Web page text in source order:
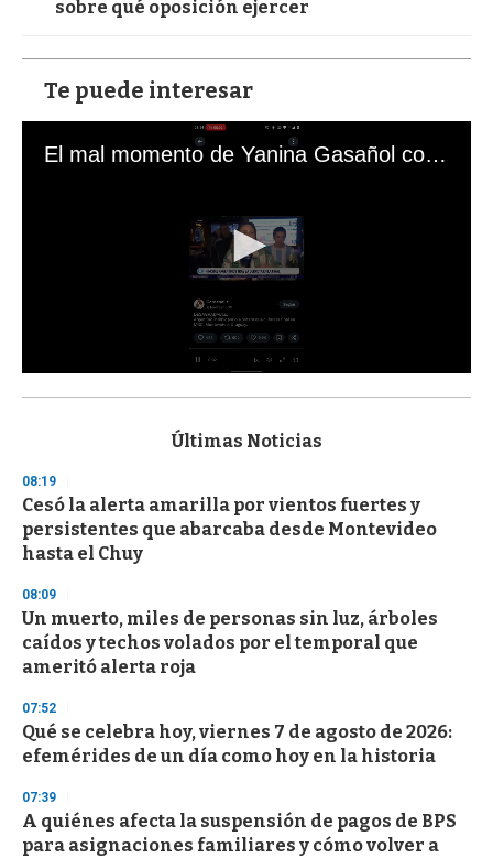
sobre qué oposición ejercer
Te puede interesar
El mal momento de Yanina Gasañol con un hincha argentino en "Subrayado"
s
d
s
o
f
3
s
e
c
o
n
Últimas Noticias
08:19
Cesó la alerta amarilla por vientos fuertes y
persistentes que abarcaba desde Montevideo
hasta el Chuy
08:09
Un muerto, miles de personas sin luz, árboles
caídos y techos volados por el temporal que
ameritó alerta roja
07:52
Qué se celebra hoy, viernes 7 de agosto de 2026:
efemérides de un día como hoy en la historia
07:39
A quiénes afecta la suspensión de pagos de BPS
para asignaciones familiares y cómo volver a